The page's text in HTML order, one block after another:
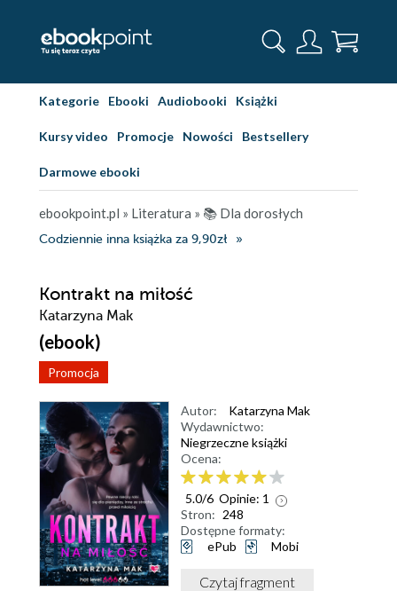
Kategorie Ebooki Audiobooki Książki
Kursy video Promocje Nowości Bestsellery
Darmowe ebooki
ebookpoint.pl » Literatura » 📚 Dla dorosłych
Codziennie inna książka za 9,90zł
Kontrakt na miłość
Katarzyna Mak
(ebook)
Promocja
Autor:
Katarzyna Mak
Wydawnictwo:
Niegrzeczne książki
Ocena:
5.0/6 Opinie: 1
Stron: 248
Dostępne formaty:
ePub
Mobi
Czytaj fragment